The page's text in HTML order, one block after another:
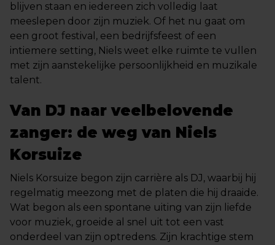
blijven staan en iedereen zich volledig laat
meeslepen door zijn muziek. Of het nu gaat om
een groot festival, een bedrijfsfeest of een
intiemere setting, Niels weet elke ruimte te vullen
met zijn aanstekelijke persoonlijkheid en muzikale
talent.
Van DJ naar veelbelovende
zanger: de weg van Niels
Korsuize
Niels Korsuize begon zijn carrière als DJ, waarbij hij
regelmatig meezong met de platen die hij draaide.
Wat begon als een spontane uiting van zijn liefde
voor muziek, groeide al snel uit tot een vast
onderdeel van zijn optredens. Zijn krachtige stem